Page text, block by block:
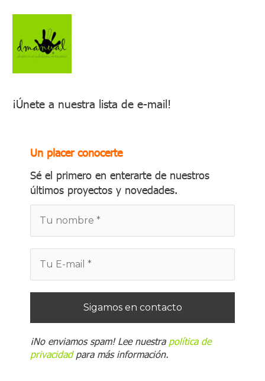
¡Únete a nuestra lista de e-mail!
Un placer conocerte
Sé el primero en enterarte de nuestros
últimos proyectos y novedades.
¡No enviamos spam! Lee nuestra política de
privacidadpara más información.